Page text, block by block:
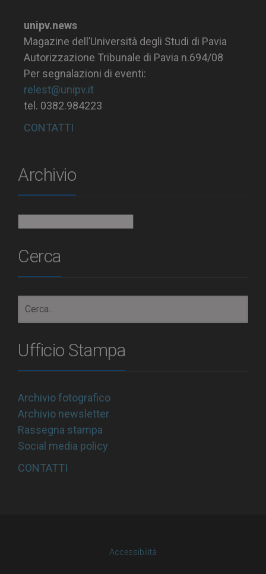
unipv.news
Magazine dell’Università degli Studi di Pavia
Autorizzazione Tribunale di Pavia n.694/08
Per segnalazioni di eventi:
relest@unipv.it
tel. 0382.984223
CONTATTI
Archivio
Cerca
Ufficio Stampa
Archivio fotografico
Archivio newsletter
Rassegna stampa
Social media policy
CONTATTI
Accessibilità